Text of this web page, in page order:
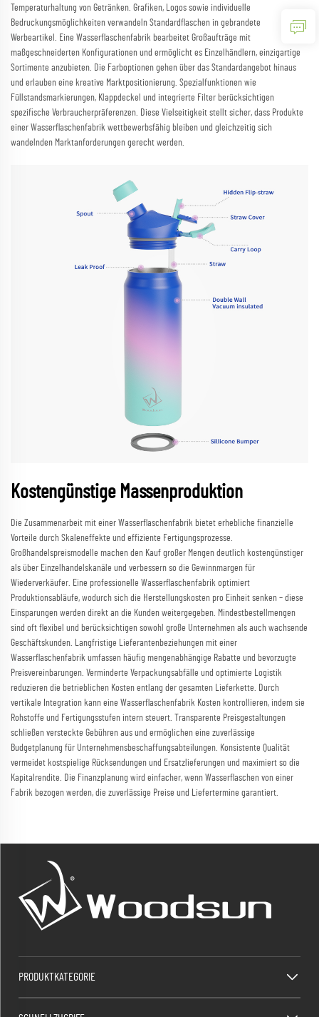
Temperaturhaltung von Getränken. Grafiken, Logos sowie individuelle
Bedruckungsmöglichkeiten verwandeln Standardflaschen in gebrandete
Werbeartikel. Eine Wasserflaschenfabrik bearbeitet Großaufträge mit
maßgeschneiderten Konfigurationen und ermöglicht es Einzelhändlern, einzigartige
Sortimente anzubieten. Die Farboptionen gehen über das Standardangebot hinaus
und erlauben eine kreative Marktpositionierung. Spezialfunktionen wie
Füllstandsmarkierungen, Klappdeckel und integrierte Filter berücksichtigen
spezifische Verbraucherpräferenzen. Diese Vielseitigkeit stellt sicher, dass Produkte
einer Wasserflaschenfabrik wettbewerbsfähig bleiben und gleichzeitig sich
wandelnden Marktanforderungen gerecht werden.
Kostengünstige Massenproduktion
Die Zusammenarbeit mit einer Wasserflaschenfabrik bietet erhebliche finanzielle
Vorteile durch Skaleneffekte und effiziente Fertigungsprozesse.
Großhandelspreismodelle machen den Kauf großer Mengen deutlich kostengünstiger
als über Einzelhandelskanäle und verbessern so die Gewinnmargen für
Wiederverkäufer. Eine professionelle Wasserflaschenfabrik optimiert
Produktionsabläufe, wodurch sich die Herstellungskosten pro Einheit senken – diese
Einsparungen werden direkt an die Kunden weitergegeben. Mindestbestellmengen
sind oft flexibel und berücksichtigen sowohl große Unternehmen als auch wachsende
Geschäftskunden. Langfristige Lieferantenbeziehungen mit einer
Wasserflaschenfabrik umfassen häufig mengenabhängige Rabatte und bevorzugte
Preisvereinbarungen. Verminderte Verpackungsabfälle und optimierte Logistik
reduzieren die betrieblichen Kosten entlang der gesamten Lieferkette. Durch
vertikale Integration kann eine Wasserflaschenfabrik Kosten kontrollieren, indem sie
Rohstoffe und Fertigungsstufen intern steuert. Transparente Preisgestaltungen
schließen versteckte Gebühren aus und ermöglichen eine zuverlässige
Budgetplanung für Unternehmensbeschaffungsabteilungen. Konsistente Qualität
vermeidet kostspielige Rücksendungen und Ersatzlieferungen und maximiert so die
Kapitalrendite. Die Finanzplanung wird einfacher, wenn Wasserflaschen von einer
Fabrik bezogen werden, die zuverlässige Preise und Liefertermine garantiert.
PRODUKTKATEGORIE